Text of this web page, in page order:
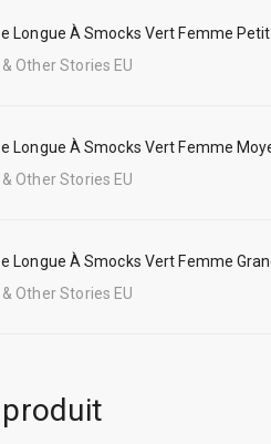
Longue À Smocks Vert Femme Petit
& Other Stories EU
Longue À Smocks Vert Femme
& Other Stories EU
Longue À Smocks Vert Femme
& Other Stories EU